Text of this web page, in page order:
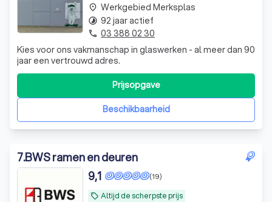
Kies voor ons vakmanschap in glaswerken - al meer dan 90
jaar een vertrouwd adres.
Beschikbaarheid
Prijsopgave
place Werkgebied Merksplas
timelapse 92 jaar actief
phone 03 388 02 30
7.BWS ramen en deuren
local_offer Altijd de scherpste prijs
(19)
9,1